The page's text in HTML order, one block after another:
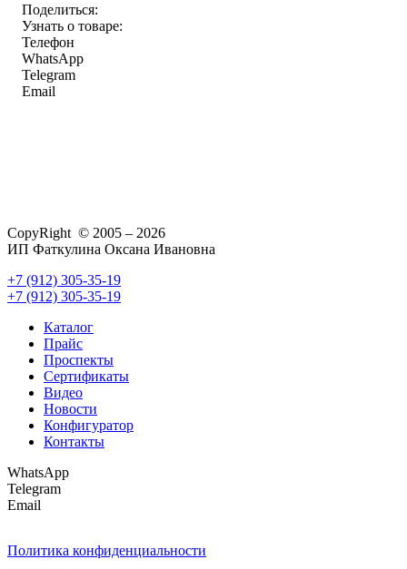
Поделиться:
Узнать о товаре:
Телефон
WhatsApp
Telegram
Email
CopyRight © 2005 – 2026
ИП Фаткулина Оксана Ивановна
+7 (912) 305-35-19
+7 (912) 305-35-19
Каталог
Прайс
Проспекты
Сертификаты
Видео
Новости
Конфигуратор
Контакты
WhatsApp
Telegram
Email
Политика конфиденциальности